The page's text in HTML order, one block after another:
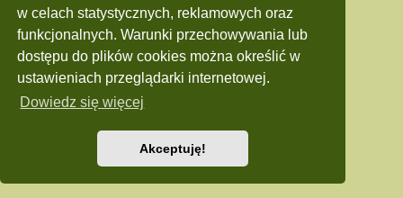
w celach statystycznych, reklamowych oraz
funkcjonalnych. Warunki przechowywania lub
dostępu do plików cookies można określić w
ustawieniach przeglądarki internetowej.
Dowiedz się więcej
Akceptuję!